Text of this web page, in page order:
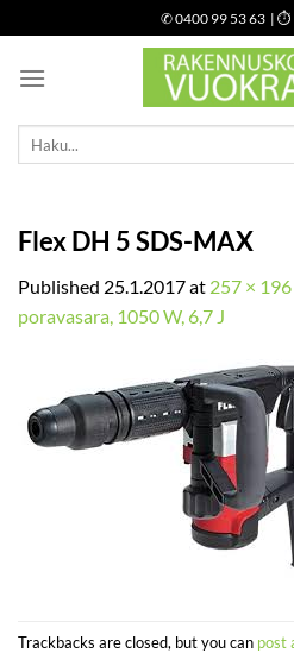
to
content
✆0400 99 53 63 | ⏱
Etsi:
Flex DH 5 SDS-MAX
Published 25.1.2017at 257 × 196
poravasara, 1050 W, 6,7 J
Trackbacks are closed, but you can post